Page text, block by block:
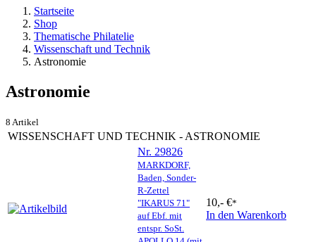
Startseite
Shop
Thematische Philatelie
Wissenschaft und Technik
Astronomie
Astronomie
8 Artikel
WISSENSCHAFT UND TECHNIK - ASTRONOMIE
Nr. 29826
MARKDORF,
Baden, Sonder-
R-Zettel
"IKARUS 71"
auf Ebf. mit
entspr. SoSt.
10,- €*
In den Warenkorb